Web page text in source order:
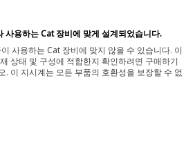
사용하는 Cat 장비에 맞게 설계되었습니다.
사용하는 Cat 장비에 맞지 않을 수 있습니다. 이
상태 및 구성에 적합한지 확인하려면 구매하기
. 이 지시계는 모든 부품의 호환성을 보장할 수 없